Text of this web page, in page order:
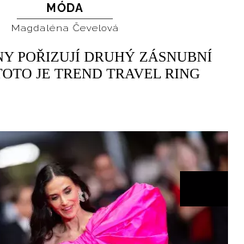
MÓDA
Magdaléna Čevelová
POŘIZUJÍ DRUHÝ ZÁSNUBNÍ
JE TREND TRAVEL RING